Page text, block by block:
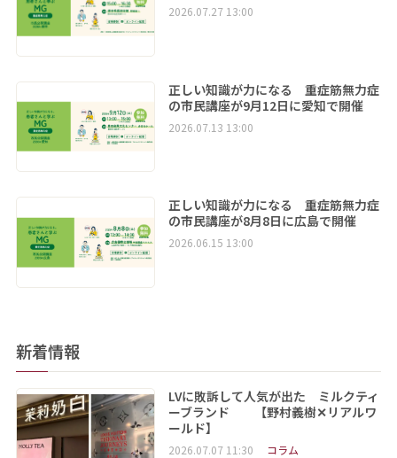
2026.07.27 13:00
正しい知識が力になる 重症筋無力症
の市民講座が9月12日に愛知で開催
2026.07.13 13:00
正しい知識が力になる 重症筋無力症
の市民講座が8月8日に広島で開催
2026.06.15 13:00
新着情報
LVに敗訴して人気が出た ミルクティ
ーブランド 【野村義樹✕リアルワ
ールド】
2026.07.07 11:30 コラム